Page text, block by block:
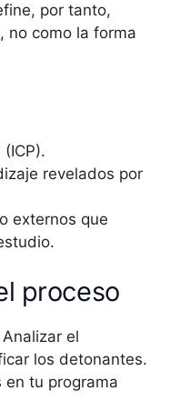
por tanto,
no como la forma
revelados por
externos que
proceso
el
los detonantes.
en tu programa